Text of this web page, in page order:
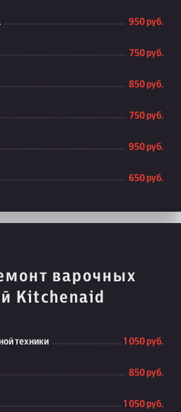
950 руб.
750 руб.
850 руб.
750 руб.
950 руб.
650 руб.
варочных
Kitchenaid
техники 1 050 руб.
850 руб.
1 050 руб.